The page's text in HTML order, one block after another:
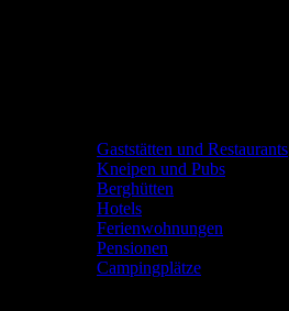
Gaststätten und Restaurants
Kneipen und Pubs
Berghütten
Hotels
Ferienwohnungen
Pensionen
Campingplätze